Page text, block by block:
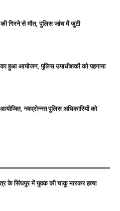
गिरने से मौत, पुलिस जांच में जुटी
का हुआ आयोजन, पुलिस उपाधीक्षकों को पहनाया
आयोजित, नवप्रोन्नत पुलिस अधिकारियों को
के सिंघपुर में युवक की चाकू मारकर हत्या